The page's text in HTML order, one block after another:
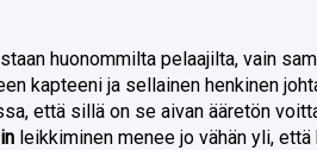
huonommilta pelaajilta, vain
kapteeni ja sellainen henkinen
että sillä on se aivan ääretön
leikkiminen menee jo vähän yli,